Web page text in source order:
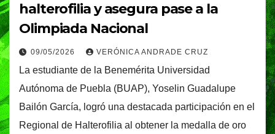
halterofilia y asegura pase a la
Olimpiada Nacional
09/05/2026 VERÓNICA ANDRADE CRUZ
La estudiante de la Benemérita Universidad
Autónoma de Puebla (BUAP), Yoselin Guadalupe
Bailón García, logró una destacada participación en el
Regional de Halterofilia al obtener la medalla de oro